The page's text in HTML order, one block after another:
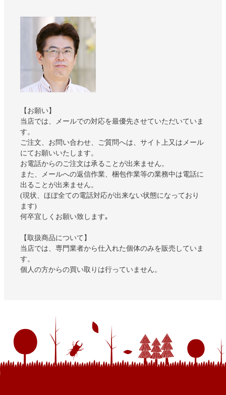
【お願い】
当店では、メールでの対応を最優先させていただいていま
す。
ご注文、お問い合わせ、ご質問へは、サイト上又はメール
にてお願いいたします。
お電話からのご注文は承ることが出来ません。
また、メールへの返信作業、梱包作業等の業務中は電話に
出ることが出来ません。
(現状、ほぼ全ての電話対応が出来ない状態になっており
ます)
何卒宜しくお願い致します｡
【取扱商品について】
当店では、専門業者から仕入れた個体のみを販売していま
す。
個人の方からの買い取りは行っていません。